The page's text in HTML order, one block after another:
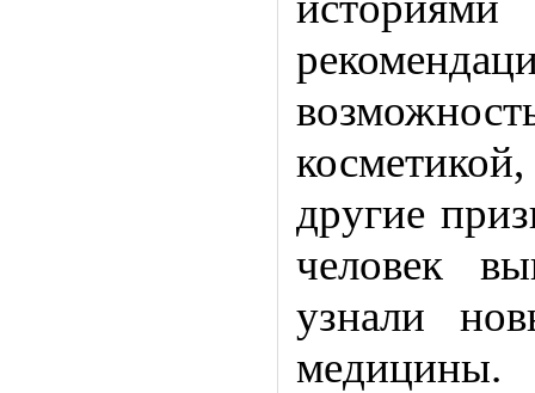
другие
человек
узнали
медицины.